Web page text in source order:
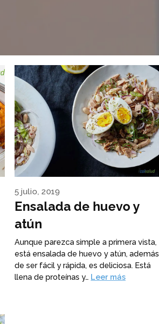
Ensalada de huevo y
atún
5 julio, 2019
Aunque parezca simple a primera vista,
está ensalada de huevo y atún, además
de ser fácil y rápida, es deliciosa. Está
llena de proteínas y… Leer más